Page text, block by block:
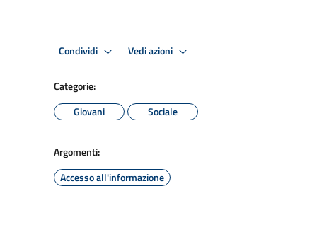
Condividi Vedi azioni
Categorie:
Giovani
Sociale
Argomenti:
Accesso all'informazione